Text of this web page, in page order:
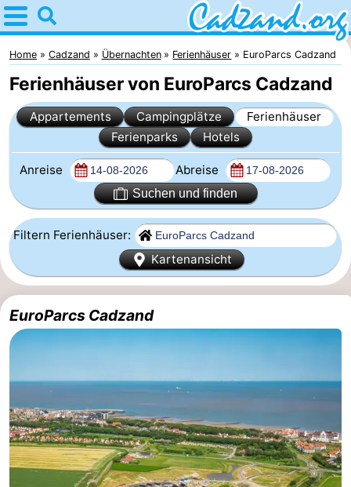
Home
Cadzand
Tipps
Für
Übernachten
Appartements
Campingplätze
Ferienhäuser
-
Bad
-
Resort
Nieuwvliet-
Bad
De
Meulinge
-
EuroParcs
Cadzand
-
Hoogduin
Home Cadzand Übernachten Ferienhäuser EuroParcs Cadzand
Ferienhäuser von EuroParcs Cadzand
Appartements Campingplätze
Ferienhäuser
Ferienparks
Hotels
Anreise Abreise
Suchen und finden
Filtern Ferienhäuser:
Kartenansicht
EuroParcs Cadzand